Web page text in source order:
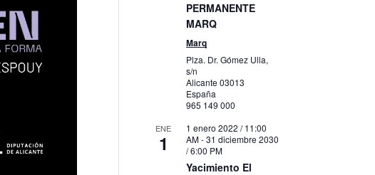
PERMANENTE
MARQ
Marq
Plza. Dr. Gómez Ulla,
s/n
Alicante03013
España
965 149 000
ENE
1
1 enero 2022 / 11:00
AM-31 diciembre 2030
/ 6:00 PM
Yacimiento El